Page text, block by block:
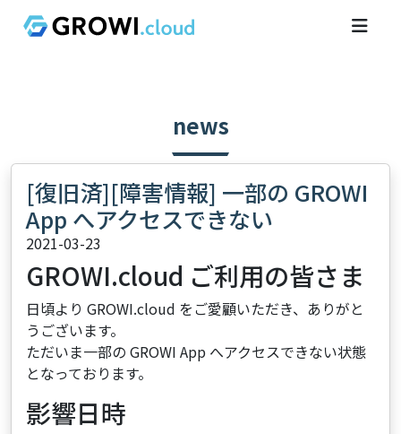
news
[復旧済][障害情報] 一部の GROWI
App へアクセスできない
2021-03-23
GROWI.cloud ご利用の皆さま
日頃より GROWI.cloud をご愛顧いただき、ありがと
うございます。
ただいま一部の GROWI App へアクセスできない状態
となっております。
影響日時